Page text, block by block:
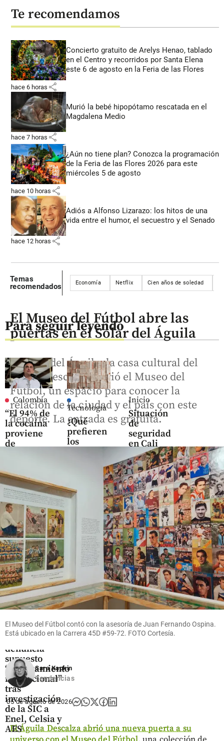
Te recomendamos
Concierto gratuito de Arelys Henao, tablado
en el Centro y recorridos por Santa Elena
este 6 de agosto en la Feria de las Flores
hace 6 horas share
Murió la bebé hipopótamo rescatada en el
Magdalena Medio
hace 7 horas share
¿Aún no tiene plan? Conozca la programación
de la Feria de las Flores 2026 para este
miércoles 5 de agosto
hace 10 horas share
Adiós a Alfonso Lizarazo: los hitos de una
vida entre el humor, el secuestro y el Senado
hace 12 horas share
Temas
recomendados
Economía Netflix Cien años de soledad
Para seguir leyendo
Colombia
“El 94% de
la cocaína
proviene
de
Morris,
candidato
a
embajador
de EE. UU.
en
Colombia
share
Tecnología
¿Qué
prefieren
los
lectores,
por
humanos?
Esto dice
estudio
Inicio
Situación
de
seguridad
en Cali
share
Economía
Acolgen
denuncia
supuesto
“hostigamiento
institucional”
tras
investigación
de la SIC a
Enel, Celsia y
AES
El Museo del Fútbol abre las
puertas en el Solar del Águila
El Solar del Águila, la casa cultural del
Águila Descalza, abrió el Museo del
Fútbol, un espacio para conocer la
relación de la ciudad y el país con este
deporte. La entrada es gratuita.
El Museo del Fútbol contó con la asesoría de Juan Fernando Ospina.
Está ubicado en la Carrera 45D #59-72. FOTO Cortesía.
Sara Kapkin
Tendencias
05 de agosto de 2026
El Águila Descalza abrió una nueva puerta a su